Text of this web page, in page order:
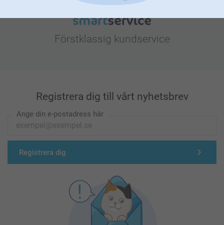
Förstklassig kundservice
Registrera dig till vårt nyhetsbrev
Ange din e-postadress här
Registrera dig